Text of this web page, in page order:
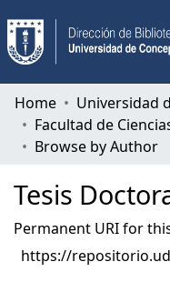
Communities &
All of DSpace
Home
Browse by Author
Tesis
Permanent URI for
https://